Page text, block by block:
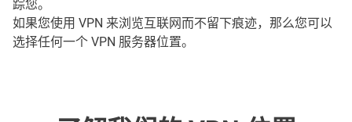
踪您。
如果您使用 VPN 来浏览互联网而不留下痕迹，那么您可以
选择任何一个 VPN 服务器位置。